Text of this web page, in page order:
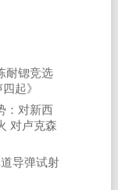
耐锶竞选
起》
：对新西
对卢克森
导弹试射